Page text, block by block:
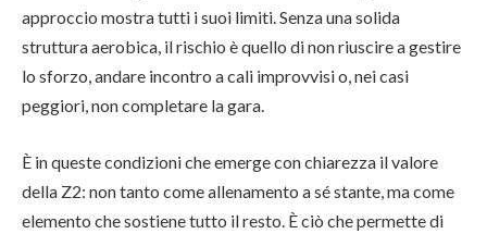
approccio mostra tutti i suoi limiti. Senza una solida
struttura aerobica, il rischio è quello di non riuscire a gestire
lo sforzo, andare incontro a cali improvvisi o, nei casi
peggiori, non completare la gara.
È in queste condizioni che emerge con chiarezza il valore
della Z2: non tanto come allenamento a sé stante, ma come
elemento che sostiene tutto il resto. È ciò che permette di